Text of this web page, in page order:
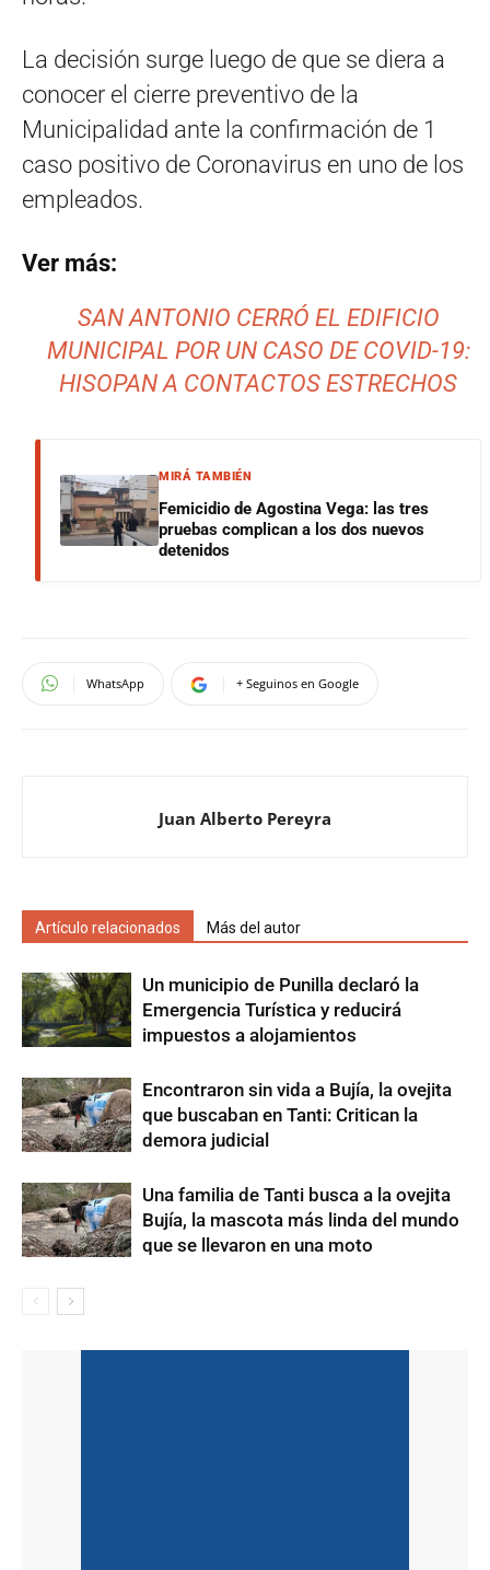
La decisión surge luego de que se diera a
conocer el cierre preventivo de la
Municipalidad ante la confirmación de 1
caso positivo de Coronavirus en uno de los
empleados.
Ver más:
SAN ANTONIO CERRÓ EL EDIFICIO
MUNICIPAL POR UN CASO DE COVID-19:
HISOPAN A CONTACTOS ESTRECHOS
MIRÁ TAMBIÉN
Femicidio de Agostina Vega: las tres
pruebas complican a los dos nuevos
detenidos
WhatsApp + Seguinos en Google
Juan Alberto Pereyra
Artículo relacionados Más del autor
Un municipio de Punilla declaró la
Emergencia Turística y reducirá
impuestos a alojamientos
Encontraron sin vida a Bujía, la ovejita
que buscaban en Tanti: Critican la
demora judicial
Una familia de Tanti busca a la ovejita
Bujía, la mascota más linda del mundo
que se llevaron en una moto